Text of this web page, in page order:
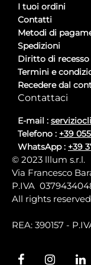
I tuoi ordini
Contatti
Metodi di
Spedizioni
Diritto di recesso
Termini e
Recedere dal
Contattaci
E-mail :
Telefono : +39
WhatsApp : +39
© 2023 lllum s.r.l.
Via Francesco
P.IVA
All rights
REA: 390157 -